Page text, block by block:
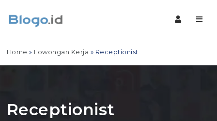
Home » Lowongan Kerja » Receptionist
Receptionist